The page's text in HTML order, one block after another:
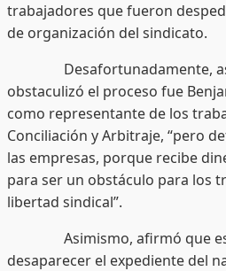
trabajadores que fueron
de organización del sindicato.
Desafortunadamente,
obstaculizó el proceso fue
como representante de los
Conciliación y Arbitraje, “pero
las empresas, porque recibe
para ser un obstáculo para los
libertad sindical”.
Asimismo, afirmó que
desaparecer el expediente del